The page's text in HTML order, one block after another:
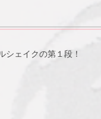
ェイクの第１段！